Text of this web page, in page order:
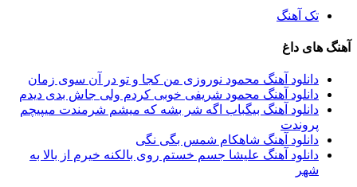
تک آهنگ
آهنگ های داغ
دانلود آهنگ محمود نوروزی من کجا و تو در آن سوی زمان
دانلود آهنگ محمود شریفی خوبی کردم ولی جاش بدی دیدم
دانلود آهنگ بیگباب اگه شر بشه که میشم شرمندت میپیچم
پروندت
دانلود آهنگ شاهکام شمس بگی نگی
دانلود آهنگ علیشا جسم خستم روی بالکنه خیرم از بالا به
شهر